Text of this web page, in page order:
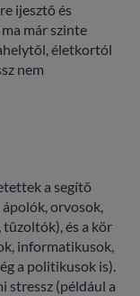
ijesztő és
már szinte
életkortól
nem
a segítő
orvosok,
és a kör
informatikusok,
a politikusok is).
stressz (például a